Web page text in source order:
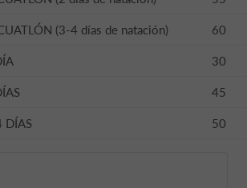
(3-4 días de natación) 60
30
45
DÍAS 50